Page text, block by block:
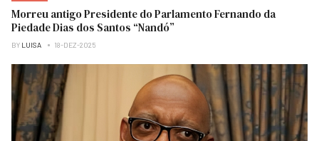
Morreu antigo Presidente do Parlamento Fernando da
Piedade Dias dos Santos “Nandó”
BY LUISA 18-DEZ-2025